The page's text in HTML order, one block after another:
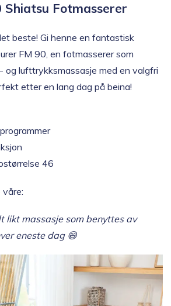
Shiatsu Fotmasserer
beste! Gi henne en fantastisk
FM 90, en fotmasserer som
og lufttrykksmassasje med en valgfri
etter en lang dag på beina!
46
likt massasje som benyttes av
eneste dag 😄